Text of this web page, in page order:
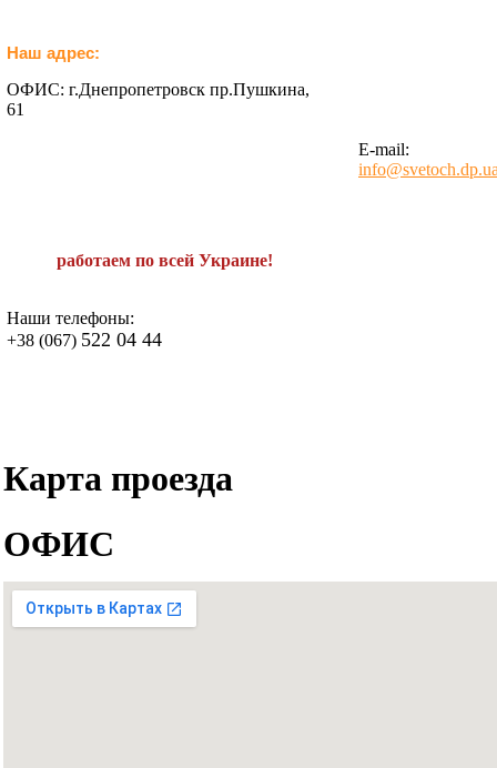
Наш адрес:
ОФИС: г.Днепропетровск пр.Пушкина,
61
работаем по всей Украине!
Наши телефоны:
+38 (067) 522 04 44
E-mail:
Карта проезда
ОФИС